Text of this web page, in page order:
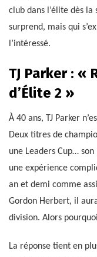
club dans l’élite dès
surprend, mais qui
l’intéressé.
TJ Parker : «
d’Élite 2 »
À 40 ans, TJ Parker
Deux titres de
une Leaders Cup…
une expérience
an et demi comme
Gordon Herbert, il
division. Alors
La réponse tient en